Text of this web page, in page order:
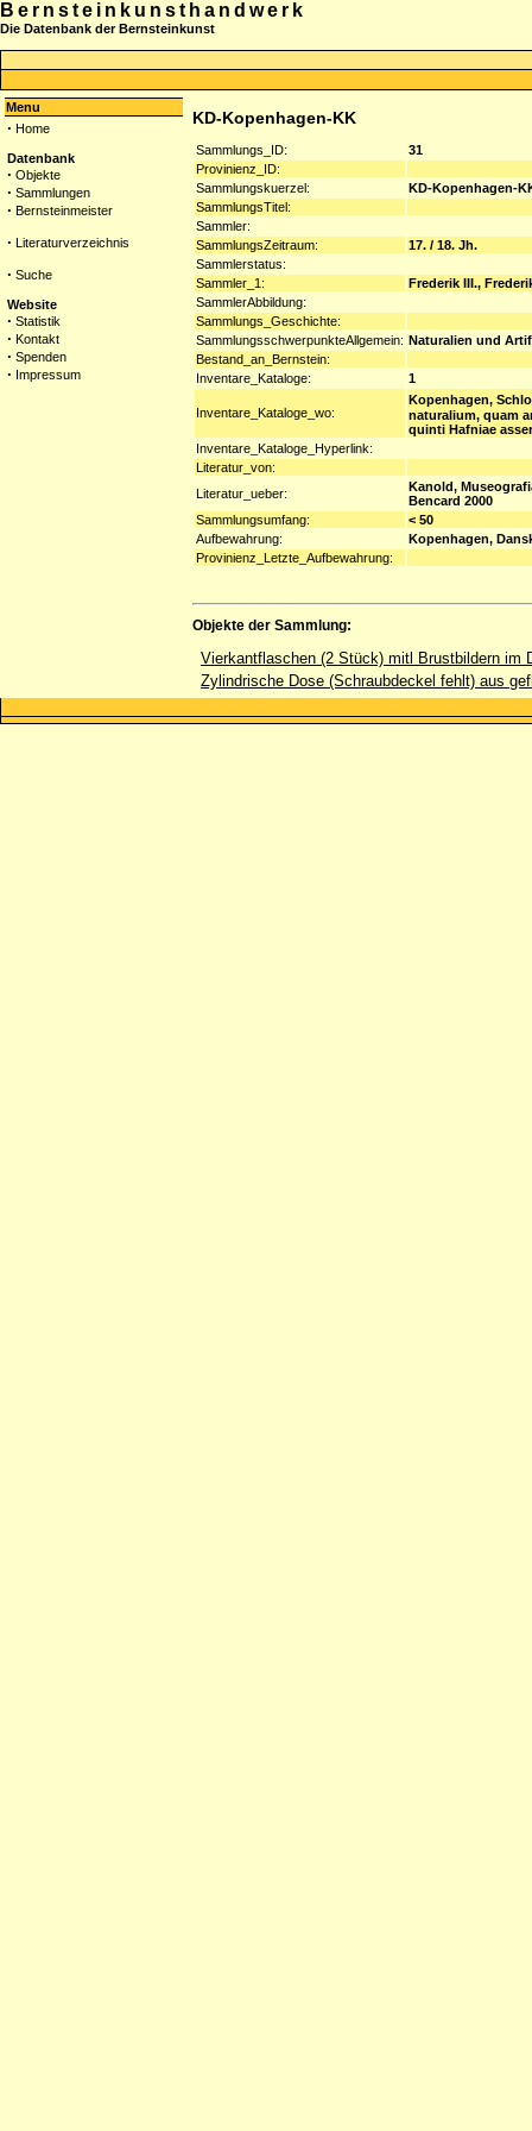
Bernsteinkunsthandwerk
Die Datenbank der Bernsteinkunst
Menu
· Home
Datenbank
· Objekte
· Sammlungen
· Bernsteinmeister
· Literaturverzeichnis
· Suche
Website
· Statistik
· Kontakt
· Spenden
· Impressum
KD-Kopenhagen-KK
Sammlungs_ID:
31
Provinienz_ID:
Sammlungskuerzel:
KD-Kopenhagen-
SammlungsTitel:
Sammler:
SammlungsZeitraum:
17. / 18. Jh.
Sammlerstatus:
Sammler_1:
Frederik III.,
SammlerAbbildung:
Sammlungs_Geschichte:
SammlungsschwerpunkteAllgemein: Naturalien und
Bestand_an_Bernstein:
Inventare_Kataloge:
1
Inventare_Kataloge_wo:
Kopenhagen,
naturalium, quam
quinti Hafniae
Inventare_Kataloge_Hyperlink:
Literatur_von:
Literatur_ueber:
Kanold,
Bencard 2000
Sammlungsumfang:
< 50
Aufbewahrung:
Kopenhagen,
Provinienz_Letzte_Aufbewahrung:
Objekte der Sammlung:
Vierkantflaschen (2 Stück) mitl Brustbildern im
Zylindrische Dose (Schraubdeckel fehlt) aus